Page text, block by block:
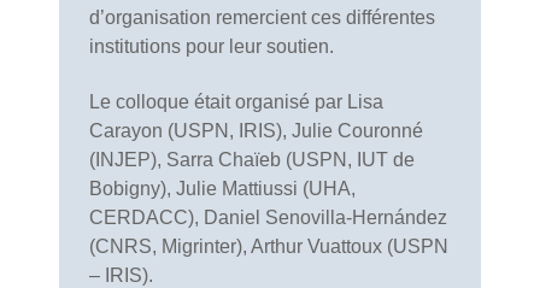
d’organisation remercient ces différentes
institutions pour leur soutien.
Le colloque était organisé par Lisa
Carayon (USPN, IRIS), Julie Couronné
(INJEP), Sarra Chaïeb (USPN, IUT de
Bobigny), Julie Mattiussi (UHA,
CERDACC), Daniel Senovilla-Hernández
(CNRS, Migrinter), Arthur Vuattoux (USPN
– IRIS).